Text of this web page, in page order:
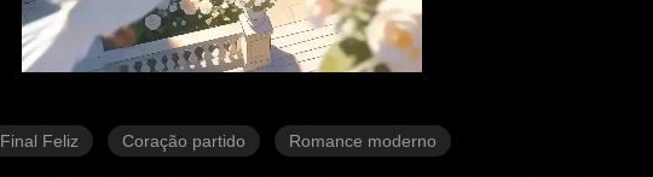
Final Feliz Coração partido Romance moderno